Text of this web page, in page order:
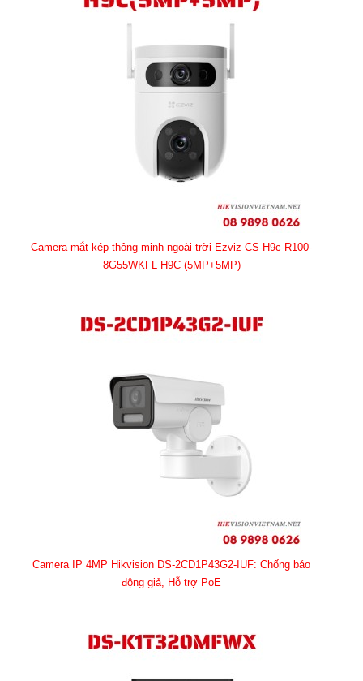
Camera mắt kép thông minh ngoài trời Ezviz CS-H9c-R100-
8G55WKFL H9C (5MP+5MP)
Camera IP 4MP Hikvision DS-2CD1P43G2-IUF: Chống báo
động giả, Hỗ trợ PoE